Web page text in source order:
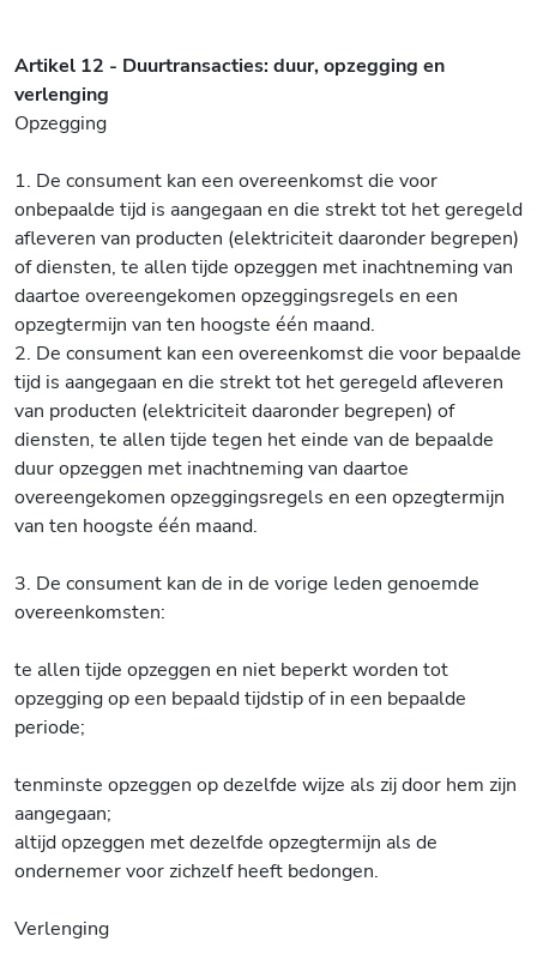
Artikel 12 - Duurtransacties: duur, opzegging en
verlenging
Opzegging
1. De consument kan een overeenkomst die voor
onbepaalde tijd is aangegaan en die strekt tot het geregeld
afleveren van producten (elektriciteit daaronder begrepen)
of diensten, te allen tijde opzeggen met inachtneming van
daartoe overeengekomen opzeggingsregels en een
opzegtermijn van ten hoogste één maand.
2. De consument kan een overeenkomst die voor bepaalde
tijd is aangegaan en die strekt tot het geregeld afleveren
van producten (elektriciteit daaronder begrepen) of
diensten, te allen tijde tegen het einde van de bepaalde
duur opzeggen met inachtneming van daartoe
overeengekomen opzeggingsregels en een opzegtermijn
van ten hoogste één maand.
3. De consument kan de in de vorige leden genoemde
overeenkomsten:
te allen tijde opzeggen en niet beperkt worden tot
opzegging op een bepaald tijdstip of in een bepaalde
periode;
tenminste opzeggen op dezelfde wijze als zij door hem zijn
aangegaan;
altijd opzeggen met dezelfde opzegtermijn als de
ondernemer voor zichzelf heeft bedongen.
Verlenging